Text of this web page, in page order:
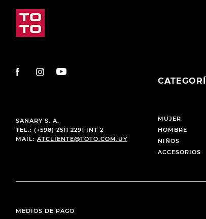
SANARY S. A.
TEL.: (+598) 2511 2291 INT 2
MAIL: ATCLIENTE@TOTO.COM.UY
MUJER
HOMBRE
NIÑOS
ACCESORIOS
MEDIOS DE PAGO